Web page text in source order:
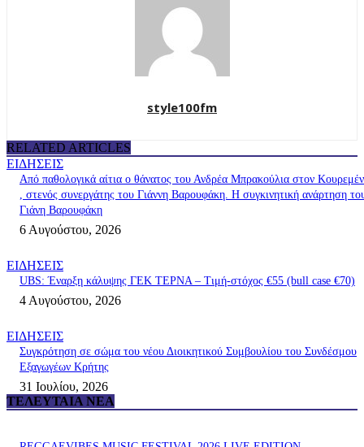
style100fm
RELATED ARTICLES
ΕΙΔΗΣΕΙΣ
Από παθολογικά αίτια ο θάνατος του Ανδρέα Μπρακούλια στον
, στενός συνεργάτης του Γιάννη Βαρουφάκη. Η συγκινητική ανάρτηση
Γιάνη Βαρουφάκη
6 Αυγούστου, 2026
ΕΙΔΗΣΕΙΣ
UBS: Έναρξη κάλυψης ΓΕΚ ΤΕΡΝΑ – Tιμή-στόχος €55 (bull case €70)
4 Αυγούστου, 2026
ΕΙΔΗΣΕΙΣ
Συγκρότηση σε σώμα του νέου Διοικητικού Συμβουλίου του Συνδέσμου
Εξαγωγέων Κρήτης
31 Ιουλίου, 2026
ΤΕΛΕΥΤΑΊΑ ΝΈΑ